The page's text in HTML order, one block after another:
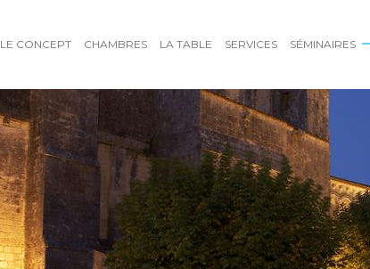
LE CONCEPT CHAMBRES LA TABLE SERVICES SÉMINAIRES